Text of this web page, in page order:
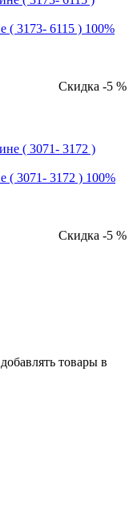
( 3173- 6115 ) 100%
Скидка -5 %
( 3071- 3172 ) 100%
Скидка -5 %
товары в